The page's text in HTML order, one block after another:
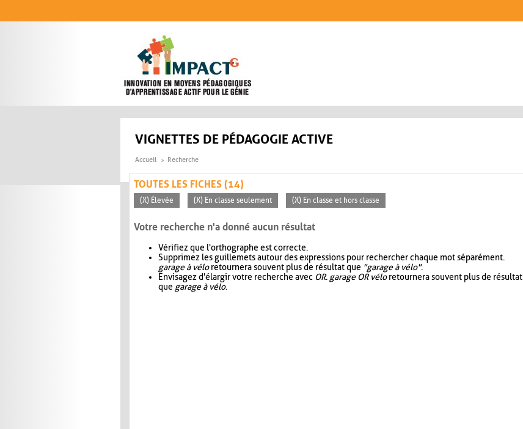
VIGNETTES DE PÉDAGOGIE ACTIVE
Accueil Recherche
TOUTES LES FICHES (14)
(X) Élevée (X) En classe seulement (X) En classe et hors classe
Votre recherche n'a donné aucun résultat
Vérifiez que l'orthographe est correcte.
Supprimez les guillemets autour des expressions pour rechercher chaque mot séparément.
garage à véloretournera souvent plus de résultat que "garage à vélo".
Envisagez d'élargir votre recherche avec OR. garage OR véloretournera souvent plus de résultat
que garage à vélo.